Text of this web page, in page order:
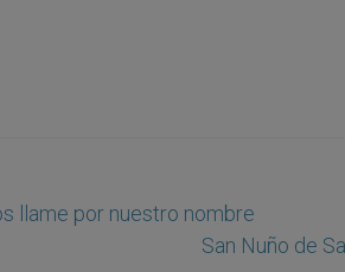
llame por nuestro nombre
San Nuño de